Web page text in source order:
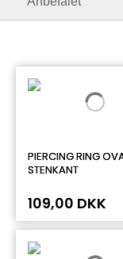
PIERCING RING
STENKANT
109,00 DKK